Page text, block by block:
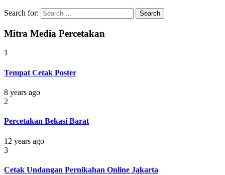
Search for:
Mitra Media Percetakan
1
Tempat Cetak Poster
8 years ago
2
Percetakan Bekasi Barat
12 years ago
3
Cetak Undangan Pernikahan Online Jakarta